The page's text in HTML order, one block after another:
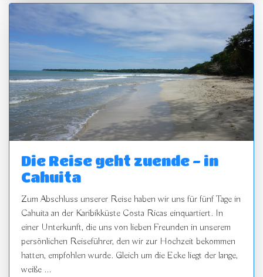
Die Reise geht zuende - in
Cahuita
Zum Abschluss unserer Reise haben wir uns für fünf Tage in
Cahuita an der Karibikküste Costa Ricas einquartiert. In
einer Unterkunft, die uns von lieben Freunden in unserem
persönlichen Reiseführer, den wir zur Hochzeit bekommen
hatten, empfohlen wurde. Gleich um die Ecke liegt der lange,
weiße ...